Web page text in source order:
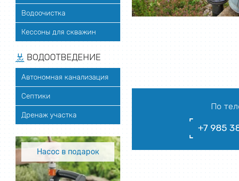
Водоочистка
Кессоны для скважин
ВОДООТВЕДЕНИЕ
Автономная канализация
Септики
Дренаж участка
Насос в подарок
По
+7 985